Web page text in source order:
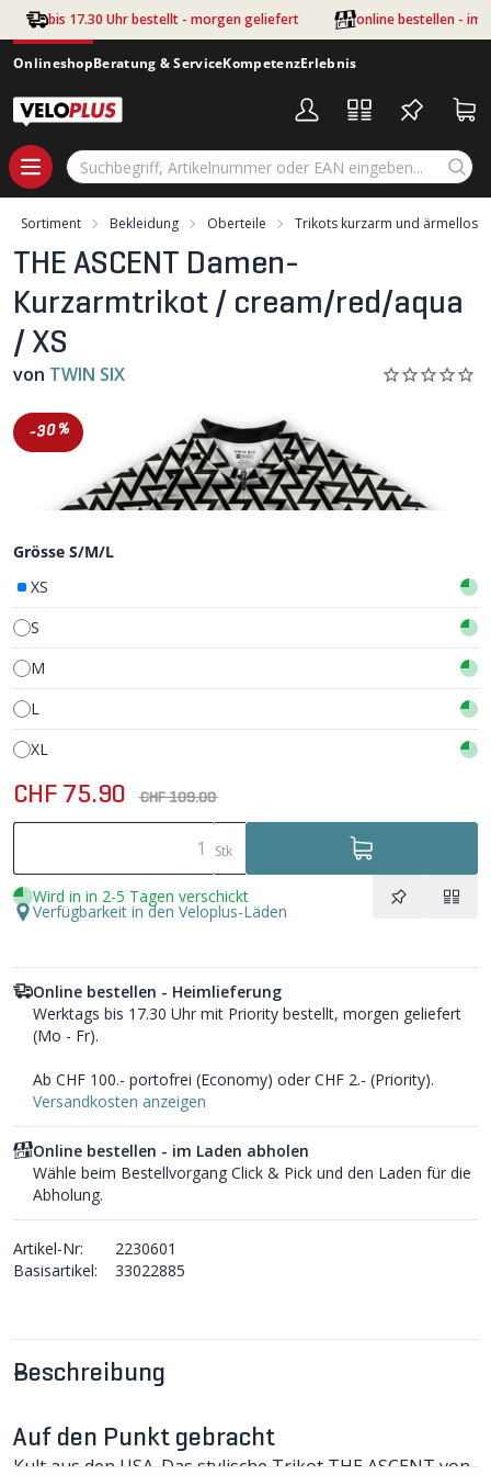
Zum Hauptinhalt springen
bis 17.30 Uhr bestellt - morgen geliefert online bestellen - im
OnlineshopBeratung & ServiceKompetenzErlebnis
Sortiment Bekleidung Oberteile Trikots kurzarm und ärmellos
THE ASCENT Damen-
Kurzarmtrikot / cream/red/aqua
/ XS
von TWIN SIX
-30%
Beschreibung
Auf den Punkt gebracht
Kult aus den USA. Das stylische Trikot THE ASCENT von
Grösse S/M/L
XS
S
M
L
XL
CHF 75.90 CHF 109.00
Stk
Wird in in 2-5 Tagen verschickt
Verfügbarkeit in den Veloplus-Läden
Online bestellen - Heimlieferung
Werktags bis 17.30 Uhr mit Priority bestellt, morgen geliefert
(Mo - Fr).
Ab CHF 100.- portofrei (Economy) oder CHF 2.- (Priority).
Versandkosten anzeigen
Online bestellen - im Laden abholen
Wähle beim Bestellvorgang Click & Pick und den Laden für die
Abholung.
Artikel-Nr:
2230601
Basisartikel:
33022885